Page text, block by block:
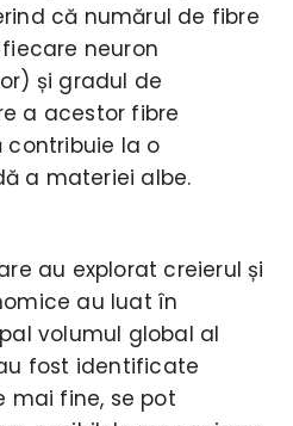
că numărul de fibre
neuron
și gradul de
a acestor fibre
contribuie la o
a materiei albe.
au explorat creierul și
au luat în
volumul global al
fost identificate
mai fine, se pot